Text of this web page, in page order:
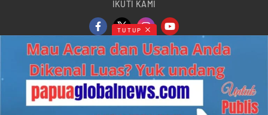
IKUTI KAMI
Copyright ©2024-2026 Papuaglobalnews.com | All rights
reserved
Web Developer Powered byKMGNetwork
TUTUP